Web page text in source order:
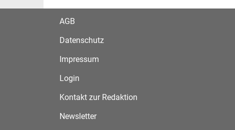
AGB
Datenschutz
Impressum
Login
Kontakt zur Redaktion
Newsletter